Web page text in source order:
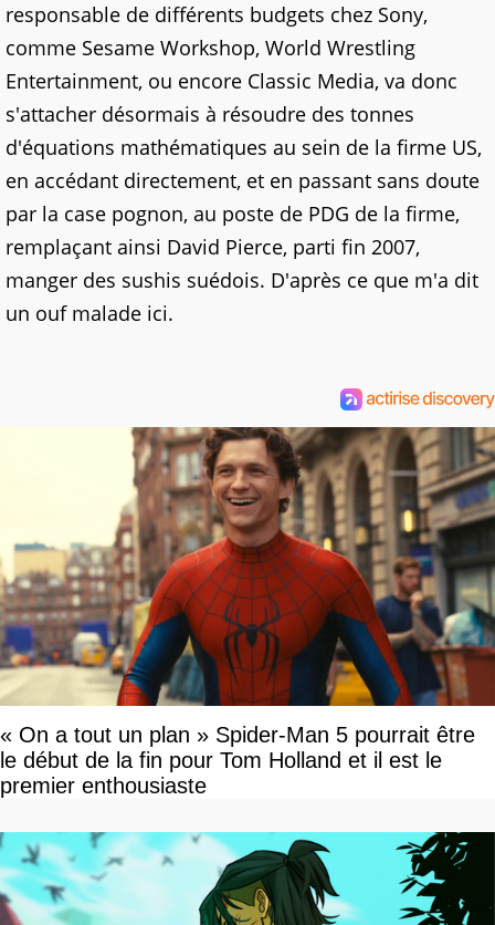
responsable de différents budgets chez Sony,
comme Sesame Workshop, World Wrestling
Entertainment, ou encore Classic Media, va donc
s'attacher désormais à résoudre des tonnes
d'équations mathématiques au sein de la firme US,
en accédant directement, et en passant sans doute
par la case pognon, au poste de PDG de la firme,
remplaçant ainsi David Pierce, parti fin 2007,
manger des sushis suédois. D'après ce que m'a dit
un ouf malade ici.
« On a tout un plan » Spider-Man 5 pourrait être
le début de la fin pour Tom Holland et il est le
premier enthousiaste